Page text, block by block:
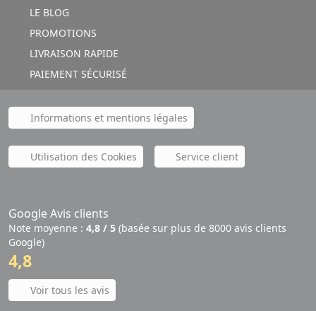
LE BLOG
PROMOTIONS
LIVRAISON RAPIDE
PAIEMENT SÉCURISÉ
Informations et mentions légales
Utilisation des Cookies Service client
Google Avis clients
Note moyenne : 4,8 / 5 (basée sur plus de 8000 avis clients
Google)
4,8
Voir tous les avis